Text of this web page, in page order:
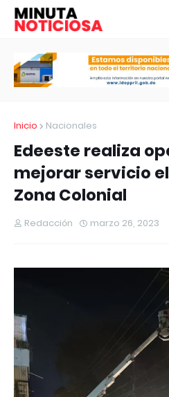
Inicio Nacionales
Edeeste realiza
mejorar servicio
Zona Colonial
Redacción marzo 26, 2023